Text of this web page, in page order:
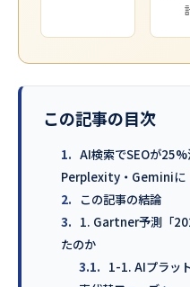
この記事の目次
1. AI検索でSEOが
Perplexity・Geminiに
2.
この記事の結論
3. 1. Gartner予測「
たのか
3.1. 1-1. AIプラッ